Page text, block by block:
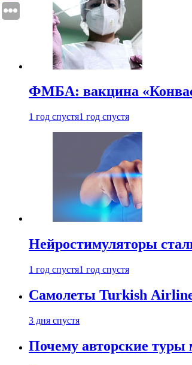
ФМБА: вакцина
1 год спустя1 год спустя
Нейростимуляторы
1 год спустя1 год спустя
Самолеты Turkish
3 дня спустя
Почему авторские туры